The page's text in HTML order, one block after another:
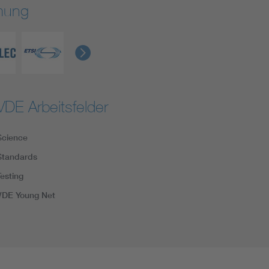
Arbeitsfelder
Young Net